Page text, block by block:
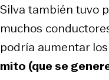
Silva también tuvo
muchos
podría aumentar
mito (que se